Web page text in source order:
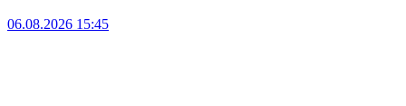
06.08.2026 15:45